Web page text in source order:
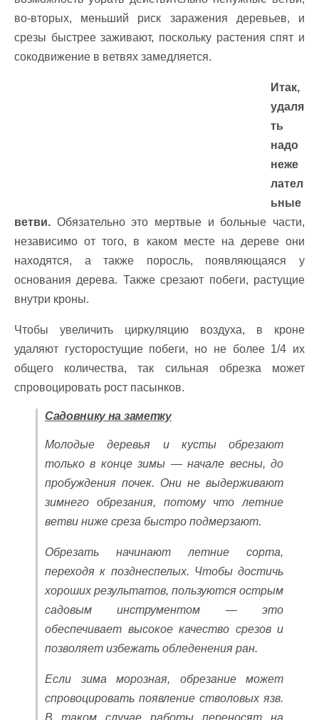
во-вторых, меньший риск заражения деревьев, и
срезы быстрее заживают, поскольку растения спят и
сокодвижение в ветвях замедляется.
Итак,
удаля
ть
надо
неже
лател
ьные
ветви. Обязательно это мертвые и больные части,
независимо от того, в каком месте на дереве они
находятся, а также поросль, появляющаяся у
основания дерева. Также срезают побеги, растущие
внутри кроны.
Чтобы увеличить циркуляцию воздуха, в кроне
удаляют густоростущие побеги, но не более 1/4 их
общего количества, так сильная обрезка может
спровоцировать рост пасынков.
Садовнику на заметку
Молодые деревья и кусты обрезают
только в конце зимы — начале весны, до
пробуждения почек. Они не выдерживают
зимнего обрезания, потому что летние
ветви ниже среза быстро подмерзают.
Обрезать начинают летние сорта,
переходя к позднеспелых. Чтобы достичь
хороших результатов, пользуются острым
садовым инструментом — это
обеспечивает высокое качество срезов и
позволяет избежать обледенения ран.
Если зима морозная, обрезание может
спровоцировать появление стволовых язв.
В таком случае работы переносят на